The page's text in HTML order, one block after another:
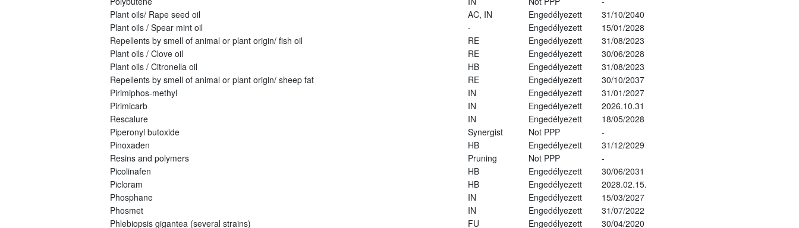
Plant oils/ Rape seed oil
AC, IN Engedélyezett
31/10/2040
Plant oils / Spear mint oil
- Engedélyezett
15/01/2028
Repellents by smell of animal or plant origin/ fish oil
RE Engedélyezett
31/08/2023
Plant oils / Clove oil
RE Engedélyezett
30/06/2028
Plant oils / Citronella oil
HB Engedélyezett
31/08/2023
Repellents by smell of animal or plant origin/ sheep fat
RE Engedélyezett
30/10/2037
Pirimiphos-methyl
IN Engedélyezett
31/01/2027
Pirimicarb
IN Engedélyezett
2026.10.31
Rescalure
IN Engedélyezett
18/05/2028
Piperonyl butoxide
Synergist Not PPP
-
Pinoxaden
HB Engedélyezett
31/12/2029
Resins and polymers
Pruning Not PPP
-
Picolinafen
HB Engedélyezett
30/06/2031
Picloram
HB Engedélyezett
2028.02.15.
Phosphane
IN Engedélyezett
15/03/2027
Phosmet
IN Engedélyezett
31/07/2022
Phlebiopsis gigantea (several strains)
FU Engedélyezett
30/04/2020